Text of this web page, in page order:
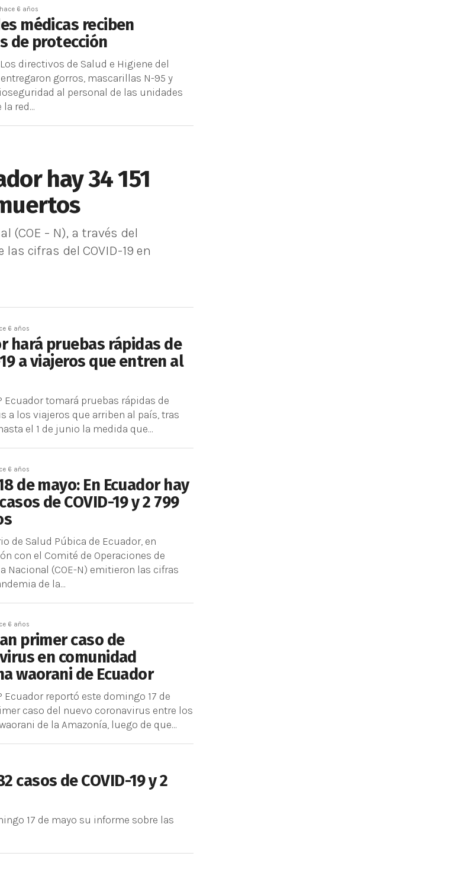
hace 6 años
médicas reciben
de protección
directivos de Salud e Higiene del
gorros, mascarillas N-95 y
al personal de las unidades
red...
hay 34 151
(COE – N), a través del
cifras del COVID-19 en
6 años
hará pruebas rápidas de
19 a viajeros que entren al
Ecuador tomará pruebas rápidas de
a los viajeros que arriben al país, tras
el 1 de junio la medida que...
6 años
de mayo: En Ecuador hay
de COVID-19 y 2 799
de Salud Púbica de Ecuador, en
con el Comité de Operaciones de
Nacional (COE-N) emitieron las cifras
de la...
6 años
primer caso de
en comunidad
waorani de Ecuador
Ecuador reportó este domingo 17 de
caso del nuevo coronavirus entre los
de la Amazonía, luego de que...
casos de COVID-19 y 2
17 de mayo su informe sobre las